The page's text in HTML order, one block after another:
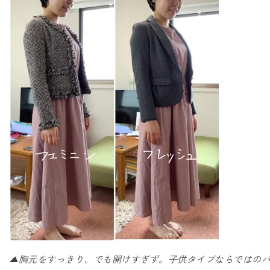
▲胸元をすっきり、でも開けすぎず。子供タイプならではの